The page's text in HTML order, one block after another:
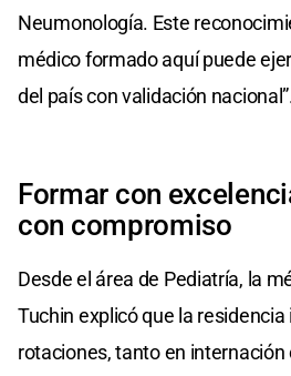
Neumonología. Este
médico formado aquí puede
del país con validación
Formar con
con compromiso
Desde el área de Pediatría, la
Tuchin explicó que la
rotaciones, tanto en